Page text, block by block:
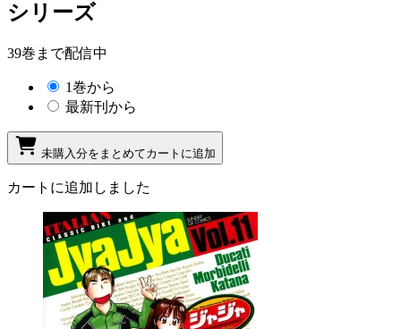
シリーズ
39巻まで配信中
1巻から
最新刊から
未購入分をまとめてカートに追加
カートに追加しました